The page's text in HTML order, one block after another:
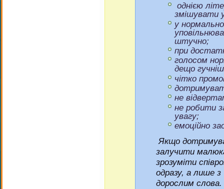
однією
змішувати
у
штучно;
при
голосом
дещо
чітко
не
не робити
увагу;
емоційно
Якщо
залучити
зрозуміти
одразу, а лише з
дорослим слова.